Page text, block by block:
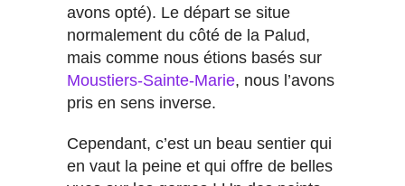
avons opté). Le départ se situe
normalement du côté de la Palud,
mais comme nous étions basés sur
Moustiers-Sainte-Marie, nous l’avons
pris en sens inverse.
Cependant, c’est un beau sentier qui
en vaut la peine et qui offre de belles